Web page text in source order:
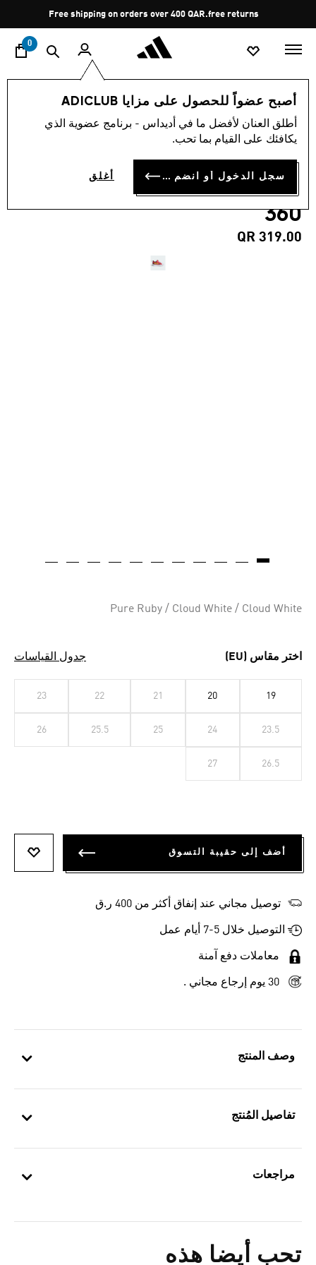
Pause
promotion
rotation
Free shipping on orders over 400 QAR.free returns
0
أصبح عضواً للحصول على مزايا ADICLUB
أطلق العنان لأفضل ما في أديداس - برنامج عضوية الذي
يكافئك على القيام بما تحب.
سجل الدخول أو انضم الآن أغلق
وصف المنتج
تفاصيل المُنتج
مراجعات
تحب أيضا هذه
الأطفال أحذية
متوسط
قيمة
4.8
5
نجوم.
4.8 (16)
حذاء للأطفال ADIDAS PIXAR
CARS ADIFOM SUPERSTAR
360
QR 319.00
Pure Ruby / Cloud White / Cloud White
اختر مقاس (EU) جدول القياسات
19
20
21
22
23
23.5
24
25
25.5
26
26.5
27
أضف إلى حقيبة التسوق
توصيل مجاني عند إنفاق أكثر من 400 ر.ق
التوصيل خلال 5-7 أيام عمل
معاملات دفع آمنة